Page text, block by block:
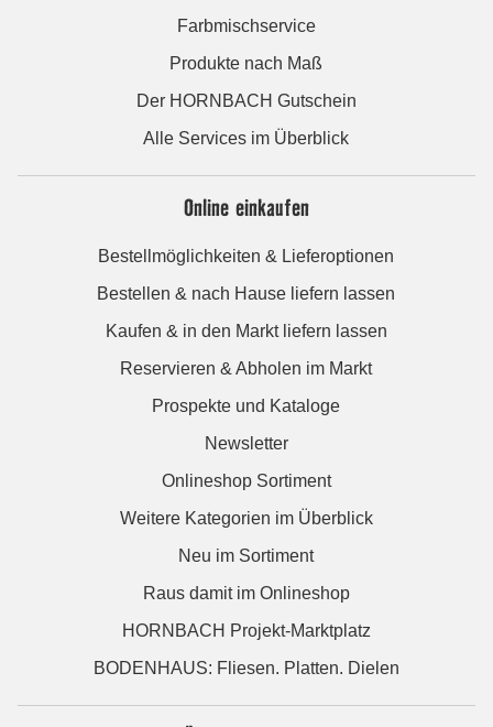
Farbmischservice
Produkte nach Maß
Der HORNBACH Gutschein
Alle Services im Überblick
Online einkaufen
Bestellmöglichkeiten & Lieferoptionen
Bestellen & nach Hause liefern lassen
Kaufen & in den Markt liefern lassen
Reservieren & Abholen im Markt
Prospekte und Kataloge
Newsletter
Onlineshop Sortiment
Weitere Kategorien im Überblick
Neu im Sortiment
Raus damit im Onlineshop
HORNBACH Projekt-Marktplatz
BODENHAUS: Fliesen. Platten. Dielen